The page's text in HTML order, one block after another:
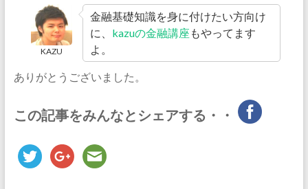
KAZU
金融基礎知識を身に付けたい方向け
に、 kazuの金融講座 もやってます
よ。
ありがとうございました。
この記事をみんなとシェアする・・